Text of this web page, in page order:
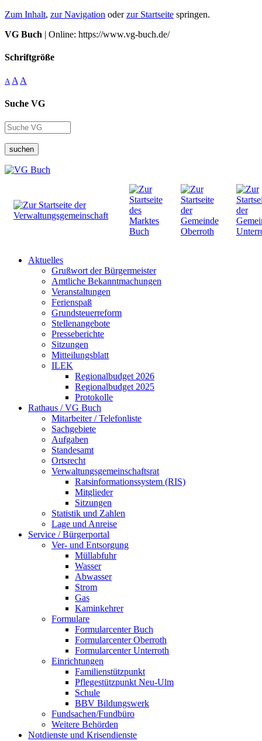
Zum Inhalt, zur Navigation oderzur Startseite springen.
VG Buch | Online: https://www.vg-buch.de/
Schriftgröße
A A A
Suche VG
suchen
Aktuelles
Grußwort der Bürgermeister
Amtliche Bekanntmachungen
Veranstaltungen
Ferienspaß
Grundsteuerreform
Stellenangebote
Presseberichte
Sitzungen
Mitteilungsblatt
ILEK
Regionalbudget 2026
Regionalbudget 2025
Protokolle
Rathaus / VG Buch
Mitarbeiter / Telefonliste
Sachgebiete
Aufgaben
Standesamt
Ortsrecht
Verwaltungsgemeinschaftsrat
Ratsinformationssystem (RIS)
Mitglieder
Sitzungen
Statistik und Zahlen
Lage und Anreise
Service / Bürgerportal
Ver- und Entsorgung
Müllabfuhr
Wasser
Abwasser
Strom
Gas
Kaminkehrer
Formulare
Formularcenter Buch
Formularcenter Oberroth
Formularcenter Unterroth
Einrichtungen
Familienstützpunkt
Pflegestützpunkt Neu-Ulm
Schule
BBV Bildungswerk
Fundsachen/Fundbüro
Weitere Behörden
Notdienste und Krisendienste